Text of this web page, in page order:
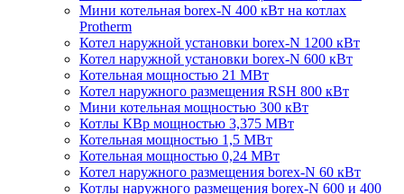
Мини котельная borex-N 400 кВт на котлах
Protherm
Котел наружной установки borex-N 1200 кВт
Котел наружной установки borex-N 600 кВт
Котельная мощностью 21 МВт
Котел наружного размещения RSH 800 кВт
Мини котельная мощностью 300 кВт
Котлы КВр мощностью 3,375 МВт
Котельная мощностью 1,5 МВт
Котельная мощностью 0,24 МВт
Котел наружного размещения borex-N 60 кВт
Котлы наружного размещения borex-N 600 и 400